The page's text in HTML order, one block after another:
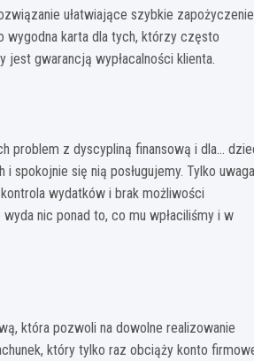
ułatwiające szybkie zapożyczenie
wygodna karta dla tych, którzy często
jest gwarancją wypłacalności klienta.
problem z dyscypliną finansową i dla…
spokojnie się nią posługujemy. Tylko
wydatków i brak możliwości
nic ponad to, co mu wpłaciliśmy i w
która pozwoli na dowolne realizowanie
który tylko raz obciąży konto